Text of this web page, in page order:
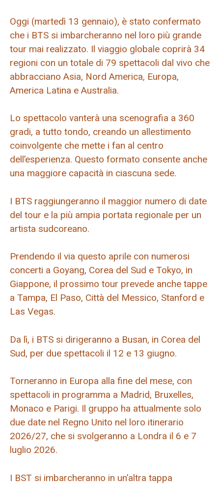
Oggi (martedì 13 gennaio), è stato confermato
che i BTS si imbarcheranno nel loro più grande
tour mai realizzato. Il viaggio globale coprirà 34
regioni con un totale di 79 spettacoli dal vivo che
abbracciano Asia, Nord America, Europa,
America Latina e Australia.
Lo spettacolo vanterà una scenografia a 360
gradi, a tutto tondo, creando un allestimento
coinvolgente che mette i fan al centro
dell’esperienza. Questo formato consente anche
una maggiore capacità in ciascuna sede.
I BTS raggiungeranno il maggior numero di date
del tour e la più ampia portata regionale per un
artista sudcoreano.
Prendendo il via questo aprile con numerosi
concerti a Goyang, Corea del Sud e Tokyo, in
Giappone, il prossimo tour prevede anche tappe
a Tampa, El Paso, Città del Messico, Stanford e
Las Vegas.
Da lì, i BTS si dirigeranno a Busan, in Corea del
Sud, per due spettacoli il 12 e 13 giugno.
Torneranno in Europa alla fine del mese, con
spettacoli in programma a Madrid, Bruxelles,
Monaco e Parigi. Il gruppo ha attualmente solo
due date nel Regno Unito nel loro itinerario
2026/27, che si svolgeranno a Londra il 6 e 7
luglio 2026.
I BST si imbarcheranno in un’altra tappa